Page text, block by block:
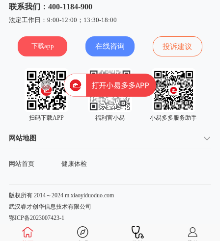
联系我们：400-1184-900
法定工作日：9:00-12:00；13:30-18:00
下载app 在线咨询 投诉建议
扫码下载APP 福利官小易 小易多多服务助手
网站地图
网站首页 健康体检
版权所有 2014～2024 m.xiaoyiduoduo.com
武汉睿才创华信息技术有限公司
鄂ICP备2023007423-1